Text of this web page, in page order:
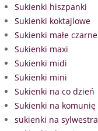
Sukienki hiszpanki
Sukienki koktajlowe
Sukienki małe czarne
Sukienki maxi
Sukienki midi
Sukienki mini
Sukienki na co dzień
Sukienki na komunię
sukienki na sylwestra